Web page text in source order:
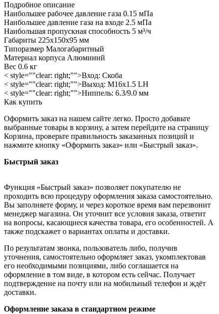
Подробное описание
Наибольшее рабочее давление газа 0.15 мПа
Наибольшее давление газа на входе 2.5 мПа
Наибольшая пропускная способность 5 м³/ч
Габариты 225x150x95 мм
Типоразмер Малогабаритный
Материал корпуса Алюминий
Вес 0.6 кг
< style=""clear: right;"">Вход: Скоба
< style=""clear: right;"">Выход: M16x1.5 LH
< style=""clear: right;"">Ниппель: 6.3/9.0 мм
Как купить
Оформить заказ на нашем сайте легко. Просто добавьте
выбранные товары в корзину, а затем перейдите на страницу
Корзина, проверьте правильность заказанных позиций и
нажмите кнопку «Оформить заказ» или «Быстрый заказ».
Быстрый заказ
Функция «Быстрый заказ» позволяет покупателю не
проходить всю процедуру оформления заказа самостоятельно.
Вы заполняете форму, и через короткое время вам перезвонит
менеджер магазина. Он уточнит все условия заказа, ответит
на вопросы, касающиеся качества товара, его особенностей. А
также подскажет о вариантах оплаты и доставки.
По результатам звонка, пользователь либо, получив
уточнения, самостоятельно оформляет заказ, укомплектовав
его необходимыми позициями, либо соглашается на
оформление в том виде, в котором есть сейчас. Получает
подтверждение на почту или на мобильный телефон и ждёт
доставки.
Оформление заказа в стандартном режиме